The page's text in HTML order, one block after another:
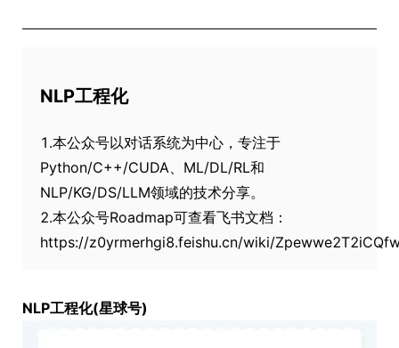
NLP工程化
1.本公众号以对话系统为中心，专注于
Python/C++/CUDA、ML/DL/RL和
NLP/KG/DS/LLM领域的技术分享。
2.本公众号Roadmap可查看飞书文档：
https://z0yrmerhgi8.feishu.cn/wiki/
NLP工程化(星球号)